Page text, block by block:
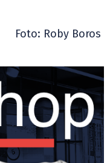
Foto: Roby Boros